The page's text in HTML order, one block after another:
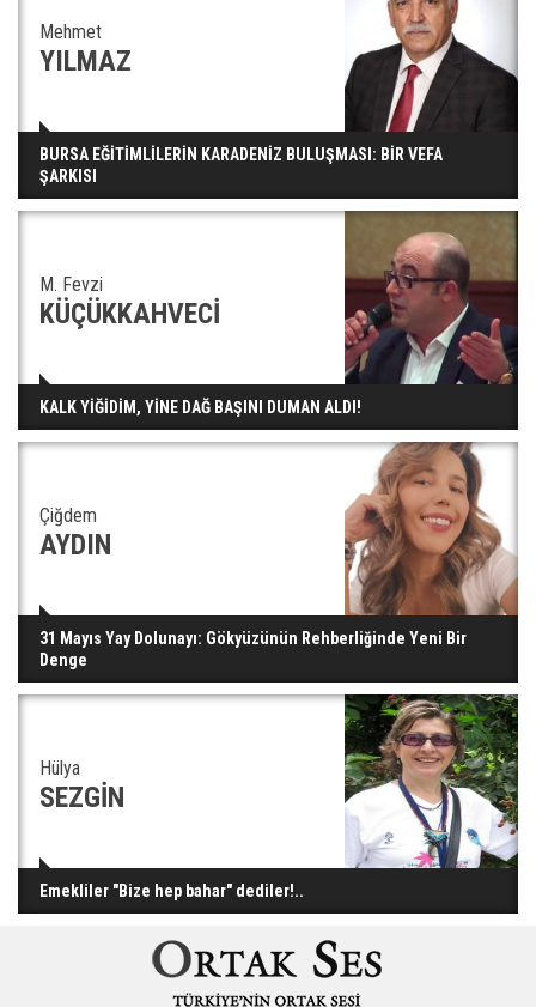
Mehmet
YILMAZ
BURSA EĞİTİMLİLERİN KARADENİZ BULUŞMASI: BİR VEFA
ŞARKISI
M. Fevzi
KÜÇÜKKAHVECİ
KALK YİĞİDİM, YİNE DAĞ BAŞINI DUMAN ALDI!
Çiğdem
AYDIN
31 Mayıs Yay Dolunayı: Gökyüzünün Rehberliğinde Yeni Bir
Denge
Hülya
SEZGİN
Emekliler "Bize hep bahar" dediler!..